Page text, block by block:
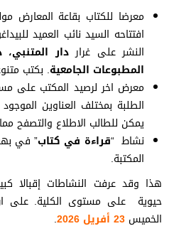
معرضا للكتاب بقاعة المعارض
افتتاحه السيد نائب العميد
النشر على غرار دار المتنبي،
المطبوعات الجامعية. بكتب
معرض اخر لرصيد المكتب على
الطلبة بمختلف العناوين
يمكن للطالب الاطلاع والتصفح
نشاط “قراءة في كتاب” في
المكتبة.
هذا وقد عرفت النشاطات إقبالا
حيوية على مستوى الكلية. على
الخميس 23 أفريل 2026 .